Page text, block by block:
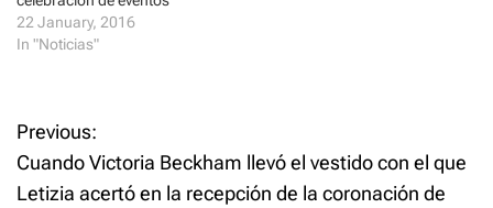
)
22 January, 2016
In "Noticias"
P
o
Previous:
Cuando Victoria Beckham llevó el vestido con el que
Letizia acertó en la recepción de la coronación de